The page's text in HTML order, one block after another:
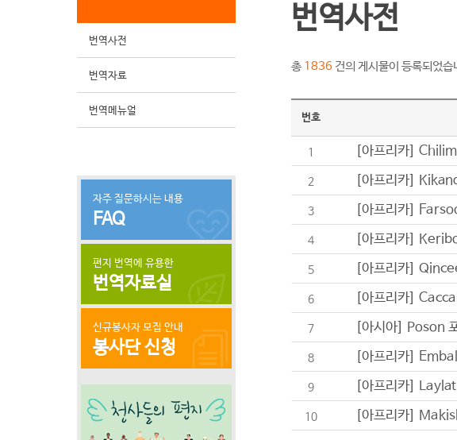
번역사전
번역자료
번역메뉴얼
자주 질문하시는 내용
FAQ
편지 번역에 유용한
번역자료실
신규봉사자 모집 안내
봉사단 신청
번역사전
총1836 건의 게시물이 등록되었습
번호
1 [아프리카]
2 [아프리카]
3 [아프리카]
4 [아프리카]
5 [아프리카]
6 [아프리카]
7 [아시아] Poson
8 [아프리카]
9 [아프리카]
10 [아프리카]